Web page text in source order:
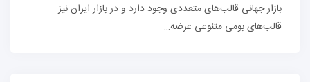
بازار جهانی قالب‌های متعددی وجود دارد و در بازار ایران نیز
قالب‌های بومی متنوعی عرضه…